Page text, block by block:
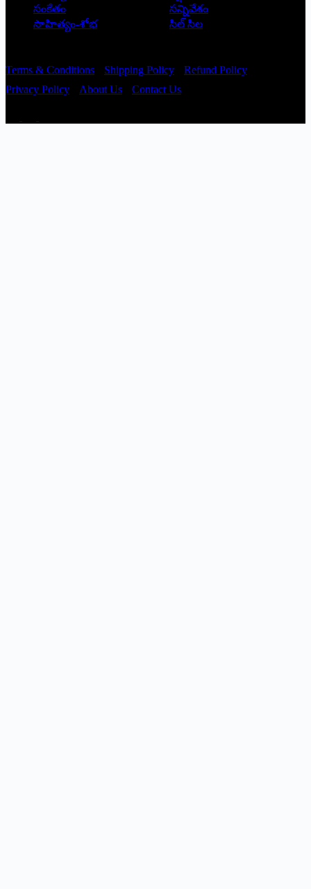
సంకేతం
సన్నివేశం
సాహిత్యం-శోభ
సిల్ సిల
Terms & Conditions Shipping Policy
Refund Policy
Privacy Policy
About Us Contact Us